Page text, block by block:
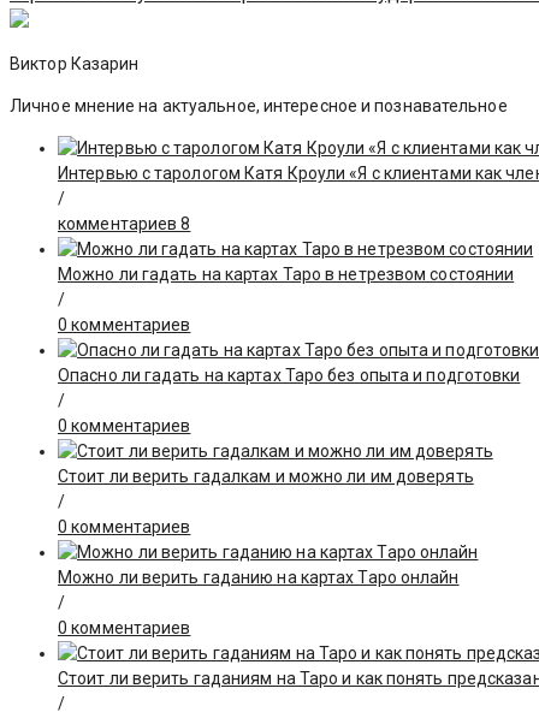
Виктор Казарин
Личное мнение на актуальное, интересное и познавательное
Интервью с тарологом Катя Кроули «Я с клиентами как
/
комментариев 8
Можно ли гадать на картах Таро в нетрезвом состоянии
/
0 комментариев
Опасно ли гадать на картах Таро без опыта и подготовки
/
0 комментариев
Стоит ли верить гадалкам и можно ли им доверять
/
0 комментариев
Можно ли верить гаданию на картах Таро онлайн
/
0 комментариев
Стоит ли верить гаданиям на Таро и как понять
/